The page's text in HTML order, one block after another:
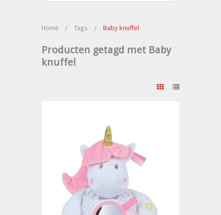
Home / Tags / Baby knuffel
Producten getagd met Baby
knuffel